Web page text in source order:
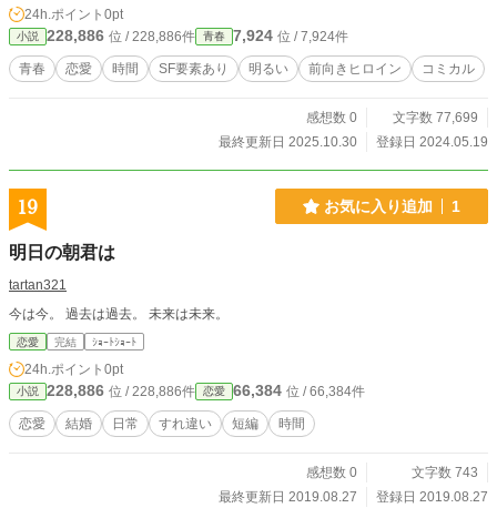
24h.ポイント 0pt
小説 228,886 位 / 228,886件 青春 7,924 位 / 7,924件
青春 恋愛 時間 SF要素あり 明るい 前向きヒロイン コミカル
感想数 0
文字数 77,699
最終更新日 2025.10.30
登録日 2024.05.19
19 お気に入り追加 1
明日の朝君は
tartan321
今は今。 過去は過去。 未来は未来。
恋愛 完結 ｼｮｰﾄｼｮｰﾄ
24h.ポイント 0pt
小説 228,886 位 / 228,886件 恋愛 66,384 位 / 66,384件
恋愛 結婚 日常 すれ違い 短編 時間
感想数 0
文字数 743
最終更新日 2019.08.27
登録日 2019.08.27